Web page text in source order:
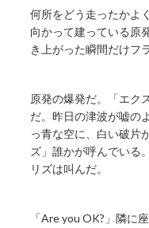
何所をどう走ったかよ
向かって建っている原
き上がった瞬間だけフ
原発の爆発だ。「エク
だ。昨日の津波が嘘の
っ青な空に、白い破片
ズ」誰かが呼んでいる
リズは叫んだ。
「Are you OK?」隣に